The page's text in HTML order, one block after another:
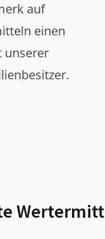
auf
einen
unserer